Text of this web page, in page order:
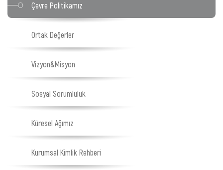
Çevre Politikamız
Ortak Değerler
Vizyon&Misyon
Sosyal Sorumluluk
Küresel Ağımız
Kurumsal Kimlik Rehberi